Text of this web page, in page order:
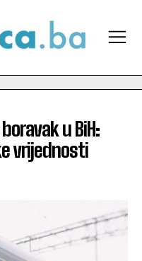
u BiH:
vrijednosti